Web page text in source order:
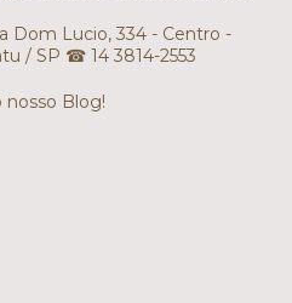
Dom Lucio, 334 - Centro -
/ SP ☎ 14 3814-2553
nosso Blog!